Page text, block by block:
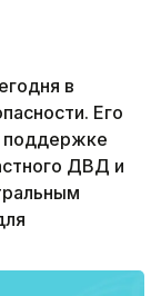
в
Его
поддержке
ДВД и